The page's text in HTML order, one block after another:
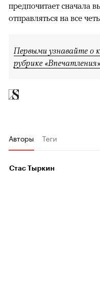
предпочитает сначала
отправляться на все
Первыми узнавайте о
рубрике «Впечатления»
Авторы Теги
Стас Тыркин